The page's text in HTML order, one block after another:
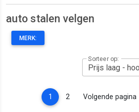
auto stalen velgen
MERK:
Sorteer op:
1 (current)
2 Volgende pagina